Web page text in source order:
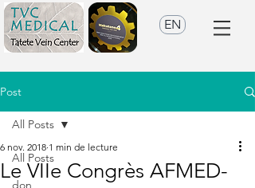
EN
Post
All Posts
don
All Posts
Le VIIe Congrès AFMED-
6 nov. 2018 1 min de lecture